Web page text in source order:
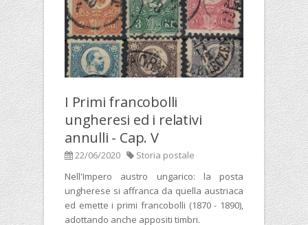
I Primi francobolli
ungheresi ed i relativi
annulli - Cap. V
22/06/2020
Storia postale
Nell'Impero austro ungarico: la posta
ungherese si affranca da quella austriaca
ed emette i primi francobolli (1870 - 1890),
adottando anche appositi timbri.